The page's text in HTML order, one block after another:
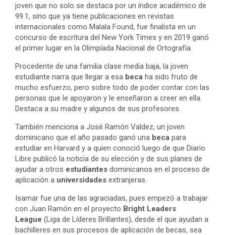
joven que no solo se destaca por un índice académico de
99.1, sino que ya tiene publicaciones en revistas
internacionales como Malala Found, fue finalista en un
concurso de escritura del New York Times y en 2019 ganó
el primer lugar en la Olimpíada Nacional de Ortografía.
Procedente de una familia clase media baja, la joven
estudiante narra que llegar a esa beca ha sido fruto de
mucho esfuerzo, pero sobre todo de poder contar con las
personas que le apoyaron y le enseñaron a creer en ella.
Destaca a su madre y algunos de sus profesores.
También menciona a José Ramón Valdez, un joven
dominicano que el año pasado ganó una beca para
estudiar en Harvard y a quien conoció luego de que Diario
Libre publicó la noticia de su elección y de sus planes de
ayudar a otros estudiantes dominicanos en el proceso de
aplicación a universidades extranjeras.
Isamar fue una de las agraciadas, pues empezó a trabajar
con Juan Ramón en el proyecto Bright Leaders
League (Liga de Líderes Brillantes), desde el que ayudan a
bachilleres en sus procesos de aplicación de becas, sea